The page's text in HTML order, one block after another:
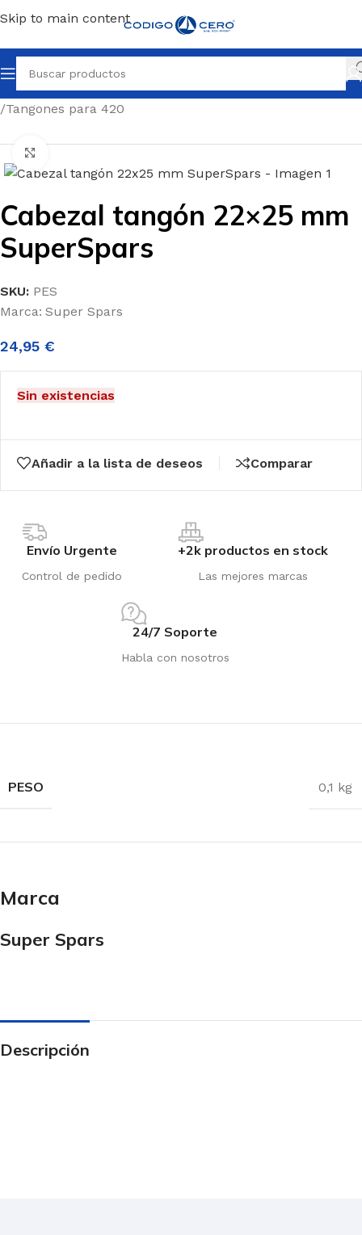
Skip to main content
Inicio/Repuestos para todo tipo de barcos/Repuestos 420
/Tangones para 420
Cabezal tangón 22×25 mm
SuperSpars
SKU: PES
Marca: Super Spars
24,95 €
Sin existencias
Añadir a la lista de deseos Comparar
Envío Urgente
Control de pedido
+2k productos en stock
Las mejores marcas
24/7 Soporte
Habla con nosotros
PESO 0,1 kg
Marca
Super Spars
Descripción